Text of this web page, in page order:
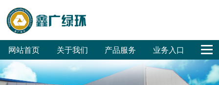
网站首页 关于我们
公 鑫 合 联
产品服务
回 危 废 废
业务入口
销 工 公